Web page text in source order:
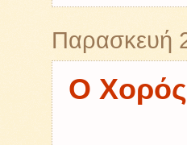
Παρασκευή
Ο Χορός